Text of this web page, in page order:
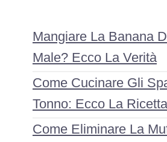
Mangiare La Banana
Male? Ecco La Verità
Come Cucinare Gli
Tonno: Ecco La
Come Eliminare La